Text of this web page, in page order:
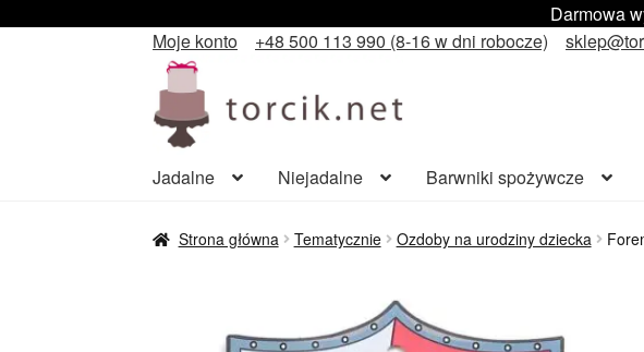
Darmowa
Moje konto
+48 500 113 990 (8-16 w dni robocze)
Przejdź
do
nawigacji
Przejdź
do
treści
Jadalne Niejadalne Barwniki spożywcze
Strona główna Tematycznie Ozdoby na urodziny dziecka